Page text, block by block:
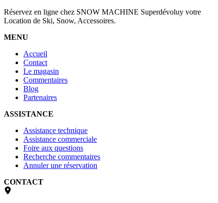
Réservez en ligne chez SNOW MACHINE Superdévoluy votre
Location de Ski, Snow, Accessoires.
MENU
Accueil
Contact
Le magasin
Commentaires
Blog
Partenaires
ASSISTANCE
Assistance technique
Assistance commerciale
Foire aux questions
Recherche commentaires
Annuler une réservation
CONTACT